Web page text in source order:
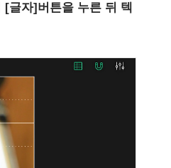
[글자]버튼을 누른 뒤 텍